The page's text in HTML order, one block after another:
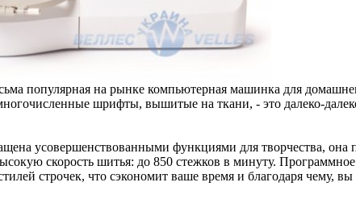
популярная на рынке компьютерная машинка для
шрифты, вышитые на ткани, - это далеко-
усовершенствованными функциями для творчества, она
скорость шитья: до 850 стежков в минуту.
строчек, что сэкономит ваше время и благодаря чему,